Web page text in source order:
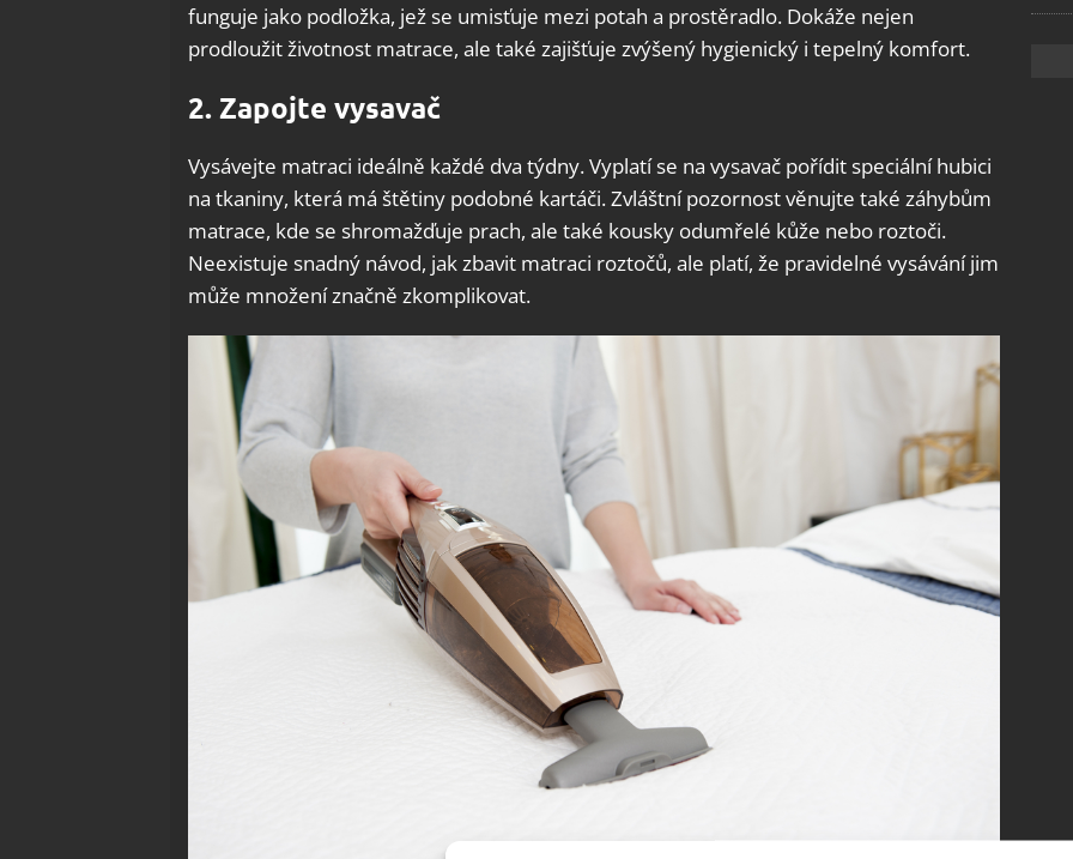
funguje jako podložka, jež se umisťuje mezi potah a prostěradlo. Dokáže nejen
prodloužit životnost matrace, ale také zajišťuje zvýšený hygienický i tepelný komfort.
2. Zapojte vysavač
Vysávejte matraci ideálně každé dva týdny. Vyplatí se na vysavač pořídit speciální hubici
na tkaniny, která má štětiny podobné kartáči. Zvláštní pozornost věnujte také záhybům
matrace, kde se shromažďuje prach, ale také kousky odumřelé kůže nebo roztoči.
Neexistuje snadný návod, jak zbavit matraci roztočů, ale platí, že pravidelné vysávání jim
může množení značně zkomplikovat.